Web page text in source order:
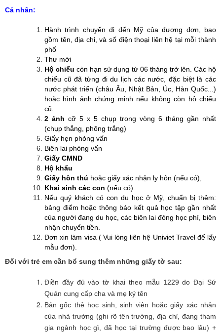
Cá nhân:
Hành trình chuyến đi đến Mỹ của đương đơn, bao
gồm tên, địa chỉ, và số điện thoại liên hệ tại mỗi thành
phố
Thư mời
Hộ chiếu còn hạn sử dụng từ 06 tháng trở lên. Các hộ
chiếu cũ đã từng đi du lịch các nước, đặc biệt là các
nước phát triển (châu Âu, Nhật Bản, Úc, Hàn Quốc...)
hoặc hình ảnh chứng minh nếu không còn hộ chiếu
cũ.
⁪2 ảnh cỡ 5 x 5 chụp trong vòng 6 tháng gần nhất
(chụp thẳng, phông trắng)
⁪Giấy hẹn phỏng vấn
⁪Biên lai phỏng vấn
Giấy CMND
⁪Hộ khẩu
Giấy hôn thú hoặc giấy xác nhận ly hôn (nếu có),
Khai sinh các con (nếu có).
Nếu quý khách có con du học ở Mỹ, chuẩn bị thêm:
bảng điểm hoặc thông báo kết quả học tập gần nhất
của người đang du học, các biên lai đóng học phí, biên
nhận chuyển tiền.
Đơn xin làm visa ( Vui lòng liên hệ Univiet Travel để lấy
mẫu đơn).
Đối với trẻ em cần bổ sung thêm những giấy tờ sau:
Điền đầy đủ vào tờ khai theo mẫu 1229 do Đại Sứ
Quán cung cấp cha và mẹ ký tên
Bản gốc thẻ học sinh, sinh viên hoặc giấy xác nhận
của nhà trường (ghi rõ tên trường, địa chỉ, đang tham
gia ngành học gì, đã học tại trường được bao lâu) +